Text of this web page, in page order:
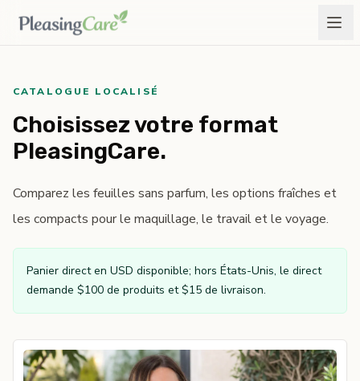
CATALOGUE LOCALISÉ
Choisissez votre format
PleasingCare.
Comparez les feuilles sans parfum, les options fraîches et
les compacts pour le maquillage, le travail et le voyage.
Panier direct en USD disponible; hors États-Unis, le direct
demande $100 de produits et $15 de livraison.